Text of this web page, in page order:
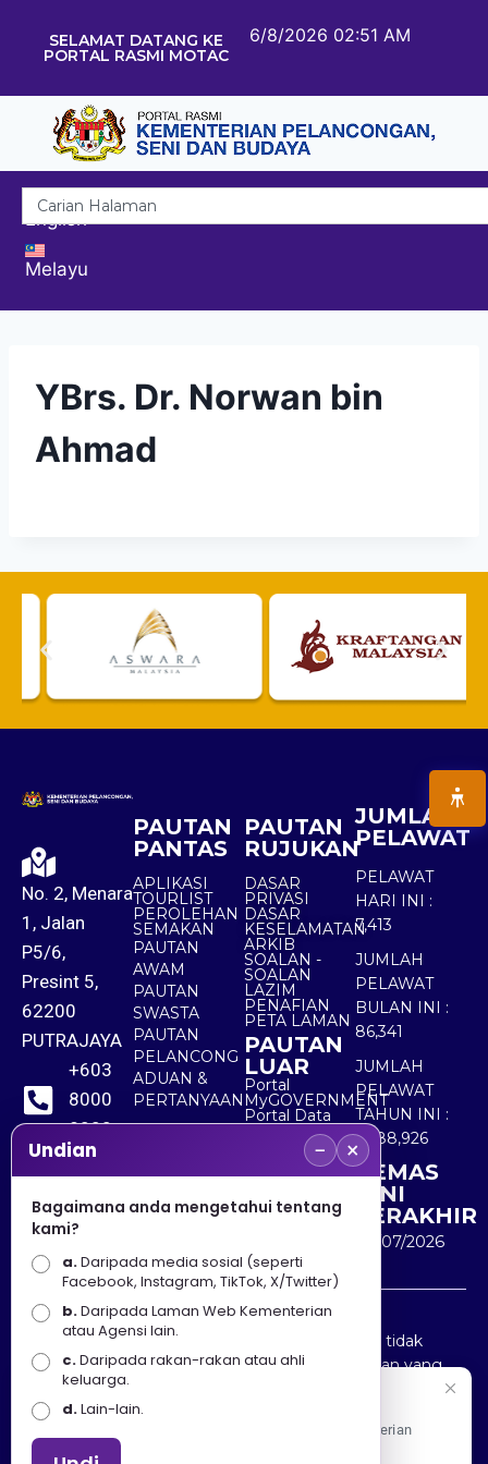
SELAMAT DATANG KE
PORTAL RASMI MOTAC
6/8/2026 02:51 AM
English
Melayu
YBrs. Dr. Norwan bin
Ahmad
No. 2, Menara
1, Jalan
P5/6,
Presint 5,
62200
PUTRAJAYA
+603
8000
8000
+603
8891
7100
PAUTAN
PANTAS
APLIKASI
TOURLIST
PEROLEHAN
SEMAKAN
PAUTAN
AWAM
PAUTAN
SWASTA
PAUTAN
PELANCONG
ADUAN &
PERTANYAAN
PAUTAN
RUJUKAN
DASAR
PRIVASI
DASAR
KESELAMATAN
ARKIB
SOALAN -
SOALAN
LAZIM
PENAFIAN
PETA LAMAN
PAUTAN
LUAR
Portal
MyGOVERNMENT
Portal Data
Terbuka
Sektor Awam
JUMLAH
PELAWAT
PELAWAT
HARI INI :
7,413
JUMLAH
PELAWAT
BULAN INI :
86,341
JUMLAH
PELAWAT
TAHUN INI :
5,488,926
KEMAS
KINI
TERAKHIR
30/07/2026
Penafian : Kerajaan Malaysia dan Kementerian
Pelancongan Seni dan Budaya (MOTAC) adalah tidak
bertanggungjawab atas kehilangan atau kerugian yang
disebabkan oleh penggunaan mana-mana maklumat
yang diperolehi dari portal ini.
Undian − ×
Bagaimana anda mengetahui tentang
kami?
a.Daripada media sosial (seperti
Facebook, Instagram, TikTok, X/Twitter)
b.Daripada Laman Web Kementerian
atau Agensi lain.
c.Daripada rakan-rakan atau ahli
keluarga.
d.Lain-lain.
Apa Khabar! Selamat datang ke Portal Rasmi Kementerian
Pelancongan, Seni dan Budaya